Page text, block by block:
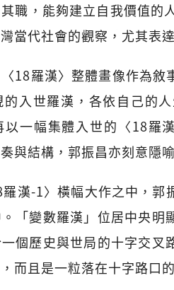
職，能夠建立自我價值的
當代社會的觀察，尤其表
18羅漢〉整體畫像作為
入世羅漢，各依自己的
一幅集體入世的〈18羅
與結構，郭振昌亦刻意隱
漢-1〉橫幅大作之中，
「變數羅漢」位居中央
個歷史與世局的十字交叉
而且是一粒落在十字路口